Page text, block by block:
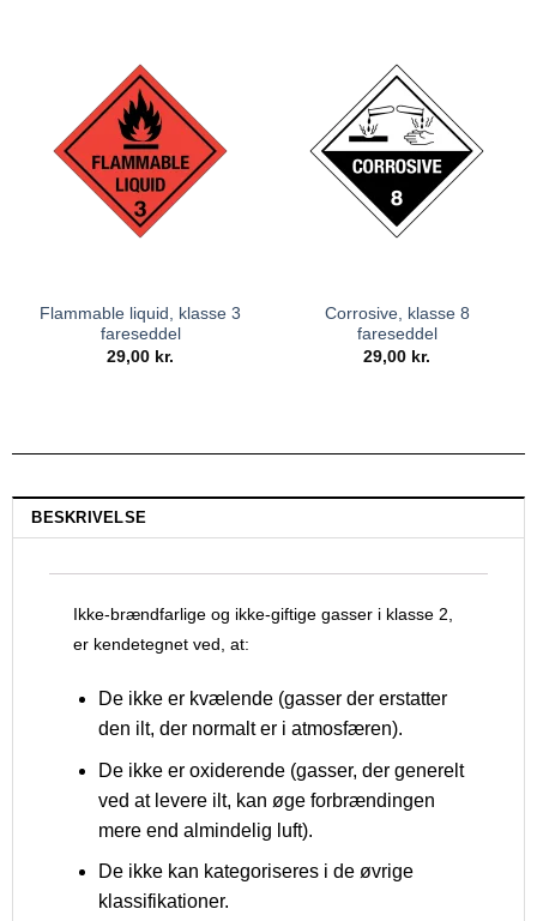
Flammable liquid, klasse 3
fareseddel
29,00 kr.
Corrosive, klasse 8
fareseddel
29,00 kr.
BESKRIVELSE
Ikke-brændfarlige og ikke-giftige gasser i klasse 2,
er kendetegnet ved, at:
De ikke er kvælende (gasser der erstatter
den ilt, der normalt er i atmosfæren).
De ikke er oxiderende (gasser, der generelt
ved at levere ilt, kan øge forbrændingen
mere end almindelig luft).
De ikke kan kategoriseres i de øvrige
klassifikationer.